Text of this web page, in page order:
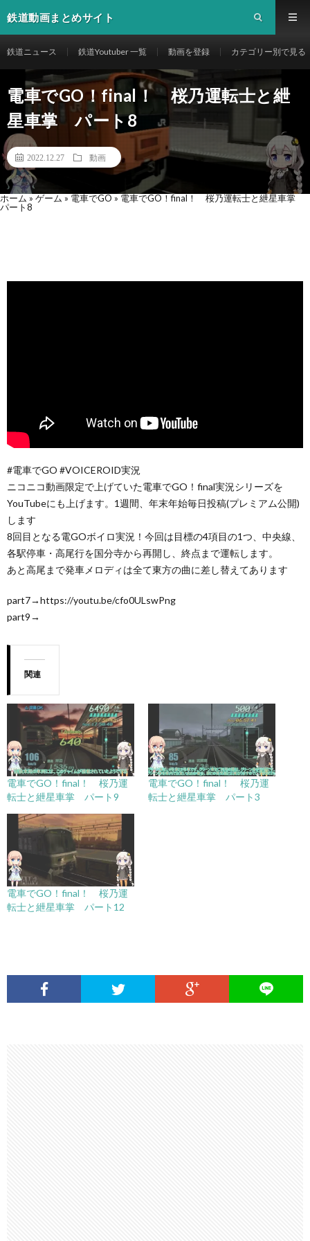
鉄道動画まとめサイト
鉄道ニュース 鉄道Youtuber 一覧 動画を登録 カテゴリー別で見る
電車でGO！final！ 桜乃運転士と紲
星車掌 パート8
2022.12.27 動画
ホーム » ゲーム » 電車でGO » 電車でGO！final！ 桜乃運転士と紲星車掌
パート8
#電車でGO #VOICEROID実況
ニコニコ動画限定で上げていた電車でGO！final実況シリーズを
YouTubeにも上げます。1週間、年末年始毎日投稿(プレミアム公開)
します
8回目となる電GOボイロ実況！今回は目標の4項目の1つ、中央線、
各駅停車・高尾行を国分寺から再開し、終点まで運転します。
あと高尾まで発車メロディは全て東方の曲に差し替えてあります
part7→https://youtu.be/cfo0ULswPng
part9→
関連
電車でGO！final！ 桜乃運
転士と紲星車掌 パート9
電車でGO！final！ 桜乃運
転士と紲星車掌 パート3
電車でGO！final！ 桜乃運
転士と紲星車掌 パート12